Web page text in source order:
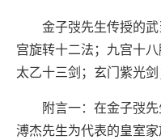
金子弢先生传授的武
宫旋转十二法；九宫十
太乙十三剑；玄门紫光剑
附言一：在金子弢先
溥杰先生为代表的皇室家